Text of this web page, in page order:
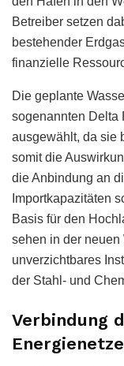
Betreiber setzen
bestehender
finanzielle
Die geplante
sogenannten Delta
ausgewählt, da sie
somit die
die Anbindung an
Importkapazitäten
Basis für den
sehen in der neuen
unverzichtbares
der Stahl- und
Verbindung
Energienetze